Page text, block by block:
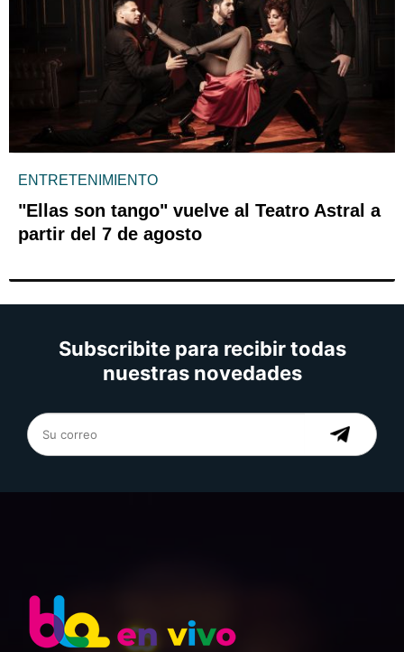
ENTRETENIMIENTO
"Ellas son tango" vuelve al Teatro Astral a
partir del 7 de agosto
Subscribite para recibir todas
nuestras novedades